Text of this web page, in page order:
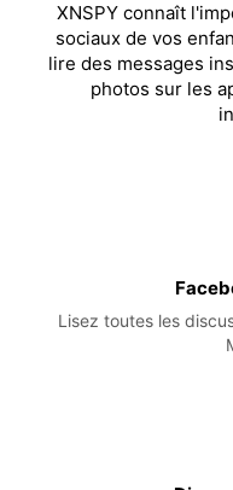
XNSPY connaît
sociaux de vos
lire des messages
photos sur les
Lisez toutes les